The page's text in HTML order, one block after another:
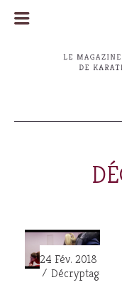
24 Fév. 2018
Décryptage